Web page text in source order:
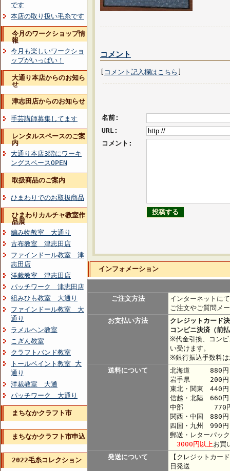
です
本店の取り扱い毛糸です
今月のワークショップ情
報
今月も楽しいワークショ
ップがいっぱい！
大通り本店からのお知ら
せ
津志田店からのお知らせ
手芸講師募集してます
レンタルスペースのご案
内
大通り本店3階にワーキ
ングスペースOPEN
取扱商品のご案内
ひまわりでのお取扱商品
ひまわりカルチャ教室作
品展
編み物教室 大通り
古布教室 津志田店
ファインドール教室 津
志田店
洋裁教室 津志田店
パッチワーク 津志田店
組みひも教室 大通り
ファインドール教室 大
通り
ラメルヘン教室
こぎん教室
クラフトバンド教室
トールペイント教室 大
通り
洋裁教室 大通
パッチワーク 大通り
まちなかクラフト市
まちなかクラフト市申込
2022毛糸コレクション
コメント
コメント記入欄はこちら
名前:
URL:
コメント:
インフォメーション
ご注文方法
インターネットに
ご注文やご質問メ
お支払い方法
クレジットカード
コンビニ決済（前
※代金引換、コン
い受けます。
※銀行振込手数料は
送料について
北海道 880円
岩手県 200円
東北・関東 440
信越・北陸 660円
中部 770
関西・中国 880円
四国・九州 990円
郵送・レターパッ
3000円以上お買
発送について
【クレジットカー
日発送